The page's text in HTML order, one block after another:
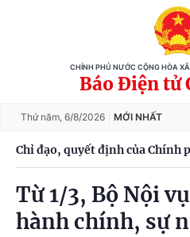
CHÍNH PHỦ NƯỚC CỘNG HÒA
Báo Điện tử
Thứ năm, 6/8/2026 MỚI NHẤT
Chỉ đạo, quyết định của Chính
Từ 1/3, Bộ Nội
hành chính, sự